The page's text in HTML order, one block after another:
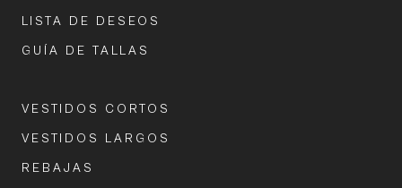
LISTA DE DESEOS
GUÍA DE TALLAS
VESTIDOS CORTOS
VESTIDOS LARGOS
REBAJAS